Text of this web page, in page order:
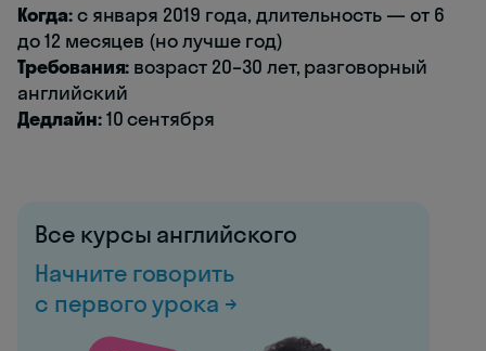
Когда:с января 2019 года, длительность — от 6
до 12 месяцев (но лучше год)
Требования: возраст 20–30 лет, разговорный
английский
Дедлайн:10 сентября
Все курсы английского
Начните говорить
с первого урока →